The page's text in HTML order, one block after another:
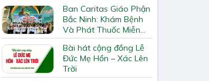
Ban Caritas Giáo Phận
Bắc Ninh: Khám Bệnh
Và Phát Thuốc Miễn
Phí Tại Giáo Xứ Đồng
Chương
Bài hát cộng đồng Lễ
Đức Mẹ Hồn – Xác Lên
Trời